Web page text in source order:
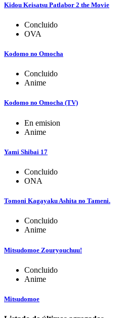
Kidou Keisatsu Patlabor 2 the Movie
Concluido
OVA
Kodomo no Omocha
Concluido
Anime
Kodomo no Omocha (TV)
En emision
Anime
Yami Shibai 17
Concluido
ONA
Tomoni Kagayaku Ashita no Tameni.
Concluido
Anime
Mitsudomoe Zouryouchuu!
Concluido
Anime
Mitsudomoe